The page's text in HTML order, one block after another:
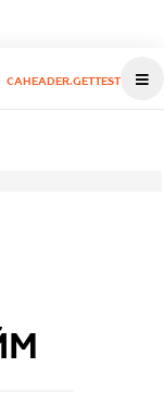
CAHEADER.GETTEST